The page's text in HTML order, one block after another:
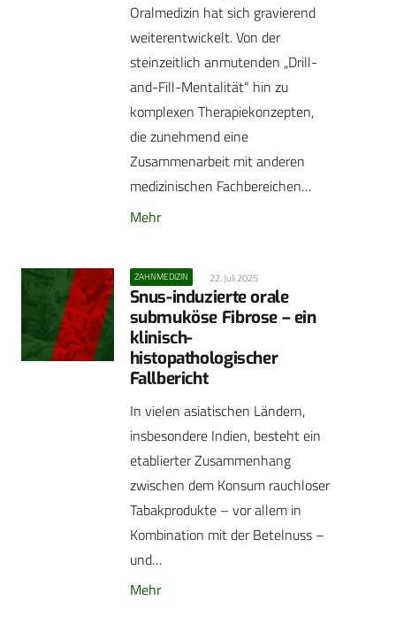
Oralmedizin hat sich gravierend
weiterentwickelt. Von der
steinzeitlich anmutenden „Drill-
and-Fill-Mentalität“ hin zu
komplexen Therapiekonzepten,
die zunehmend eine
Zusammenarbeit mit anderen
medizinischen Fachbereichen…
Mehr
ZAHNMEDIZIN 22. Juli 2025
Snus-induzierte orale
submuköse Fibrose – ein
klinisch-
histopathologischer
Fallbericht
In vielen asiatischen Ländern,
insbesondere Indien, besteht ein
etablierter Zusammenhang
zwischen dem Konsum rauchloser
Tabakprodukte – vor allem in
Kombination mit der Betelnuss –
und…
Mehr